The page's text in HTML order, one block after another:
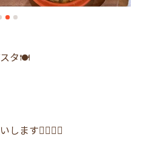
スタ🍽
します🙇‍♂️🙇‍♀️